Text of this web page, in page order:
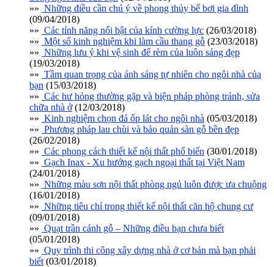
»» Những điều cần chú ý về phong thủy bể bơi gia đình
(09/04/2018)
»» Các tính năng nổi bật của kính cường lực (26/03/2018)
»» Một số kinh nghiệm khi làm cầu thang gỗ (23/03/2018)
»» Những lưu ý khi vệ sinh để rèm của luôn sáng đẹp
(19/03/2018)
»» Tầm quan trọng của ánh sáng tự nhiên cho ngôi nhà của
bạn (15/03/2018)
»» Các hư hỏng thường gặp và biện pháp phòng tránh, sửa
chữa nhà ở(12/03/2018)
»» Kinh nghiệm chọn đá ốp lát cho ngôi nhà (05/03/2018)
»» Phương pháp lau chùi và bảo quản sàn gỗ bền đẹp
(26/02/2018)
»» Các phong cách thiết kế nội thất phổ biến (30/01/2018)
»» Gạch Inax - Xu hướng gạch ngoại thất tại Việt Nam
(24/01/2018)
»» Những màu sơn nội thất phòng ngủ luôn được ưa chuộng
(16/01/2018)
»» Những tiêu chí trong thiết kế nội thất căn hộ chung cư
(09/01/2018)
»» Quạt trần cánh gỗ – Những điều bạn chưa biết
(05/01/2018)
»» Quy trình thi công xây dựng nhà ở cơ bản mà bạn phải
biết (03/01/2018)